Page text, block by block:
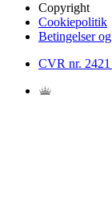
Copyright
Cookiepolitik
Betingelser
CVR nr.